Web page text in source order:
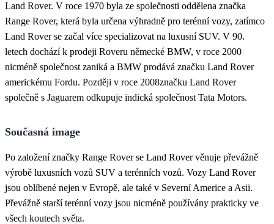
Land Rover. V roce 1970 byla ze společnosti oddělena značka
Range Rover, která byla určena výhradně pro terénní vozy, zatímco
Land Rover se začal více specializovat na luxusní SUV. V 90.
letech dochází k prodeji Roveru německé BMW, v roce 2000
nicméně společnost zaniká a BMW prodává značku Land Rover
americkému Fordu. Později v roce 2008značku Land Rover
společně s Jaguarem odkupuje indická společnost Tata Motors.
Současná image
Po založení značky Range Rover se Land Rover věnuje převážně
výrobě luxusních vozů SUV a terénních vozů. Vozy Land Rover
jsou oblíbené nejen v Evropě, ale také v Severní Americe a Asii.
Převážně starší terénní vozy jsou nicméně používány prakticky ve
všech koutech světa.